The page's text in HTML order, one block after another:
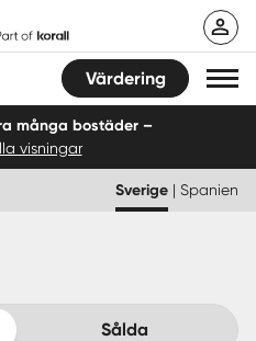
Värdering
många bostäder –
visningar
Sverige | Spanien
Sålda